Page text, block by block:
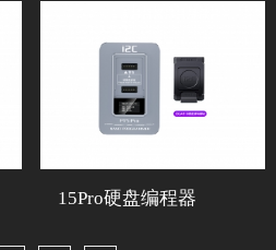
15Pro硬盘编程器